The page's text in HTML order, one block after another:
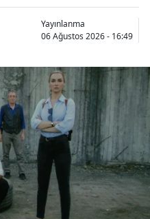
Yayınlanma
06 Ağustos 2026 - 16:49